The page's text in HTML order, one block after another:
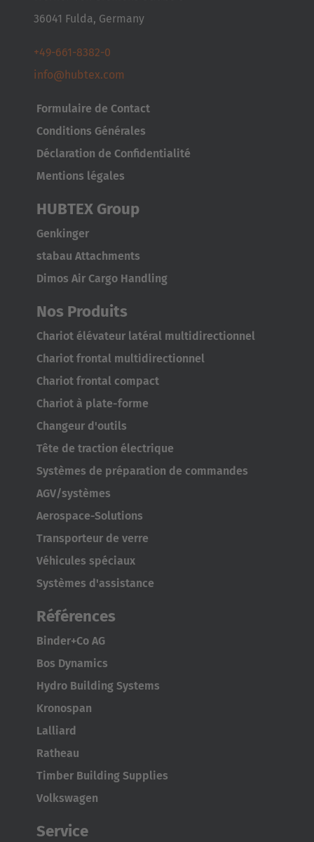
36041 Fulda, Germany
+49-661-8382-0
info@hubtex.com
Formulaire de Contact
Conditions Générales
Déclaration de Confidentialité
Mentions légales
HUBTEX Group
Genkinger
stabau Attachments
Dimos Air Cargo Handling
Nos Produits
Chariot élévateur latéral multidirectionnel
Chariot frontal multidirectionnel
Chariot frontal compact
Chariot à plate-forme
Changeur d'outils
Tête de traction électrique
Systèmes de préparation de commandes
AGV/systèmes
Aerospace-Solutions
Transporteur de verre
Véhicules spéciaux
Systèmes d'assistance
Références
Binder+Co AG
Bos Dynamics
Hydro Building Systems
Kronospan
Lalliard
Ratheau
Timber Building Supplies
Volkswagen
Service